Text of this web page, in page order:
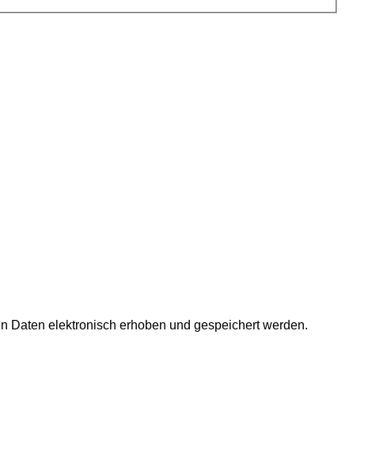
Daten elektronisch erhoben und gespeichert werden.